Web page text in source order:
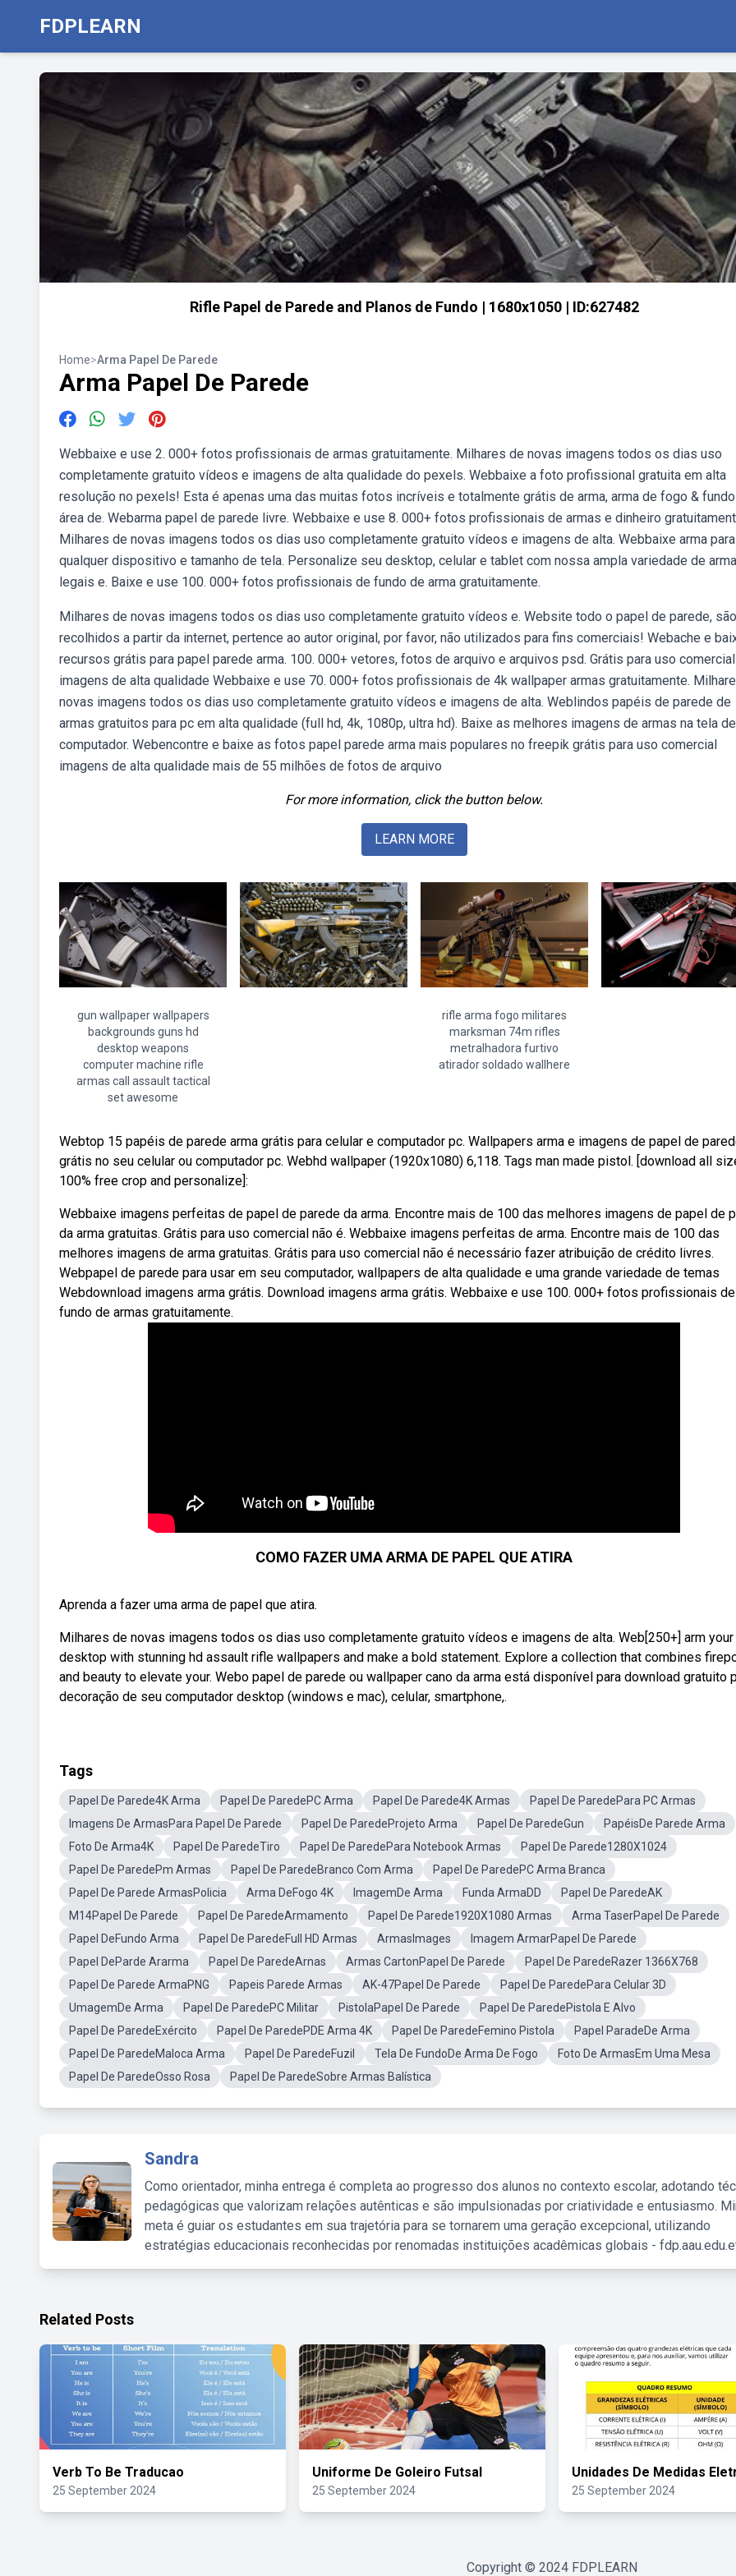
FDPLEARN
Rifle Papel de Parede and Planos de Fundo | 1680x1050 | ID:627482
Home>Arma Papel De Parede
Arma Papel De Parede
Webbaixe e use 2. 000+ fotos profissionais de armas gratuitamente. Milhares de novas imagens todos os dias uso
completamente gratuito vídeos e imagens de alta qualidade do pexels. Webbaixe a foto profissional gratuita em alta
resolução no pexels! Esta é apenas uma das muitas fotos incríveis e totalmente grátis de arma, arma de fogo &
área de. Webarma papel de parede livre. Webbaixe e use 8. 000+ fotos profissionais de armas e dinheiro
Milhares de novas imagens todos os dias uso completamente gratuito vídeos e imagens de alta. Webbaixe arma para
qualquer dispositivo e tamanho de tela. Personalize seu desktop, celular e tablet com nossa ampla variedade de arma
legais e. Baixe e use 100. 000+ fotos profissionais de fundo de arma gratuitamente.
Milhares de novas imagens todos os dias uso completamente gratuito vídeos e. Website todo o papel de parede, são
recolhidos a partir da internet, pertence ao autor original, por favor, não utilizados para fins comerciais! Webache e
recursos grátis para papel parede arma. 100. 000+ vetores, fotos de arquivo e arquivos psd. Grátis para uso comercial
imagens de alta qualidade Webbaixe e use 70. 000+ fotos profissionais de 4k wallpaper armas gratuitamente.
novas imagens todos os dias uso completamente gratuito vídeos e imagens de alta. Weblindos papéis de parede de
armas gratuitos para pc em alta qualidade (full hd, 4k, 1080p, ultra hd). Baixe as melhores imagens de armas na tela
computador. Webencontre e baixe as fotos papel parede arma mais populares no freepik grátis para uso comercial
imagens de alta qualidade mais de 55 milhões de fotos de arquivo
For more information, click the button below.
LEARN MORE
gun wallpaper wallpapers
backgrounds guns hd
desktop weapons
computer machine rifle
armas call assault tactical
set awesome
rifle arma fogo militares
marksman 74m rifles
metralhadora furtivo
atirador soldado wallhere
Webtop 15 papéis de parede arma grátis para celular e computador pc. Wallpapers arma e imagens de papel de
grátis no seu celular ou computador pc. Webhd wallpaper (1920x1080) 6,118. Tags man made pistol. [download all
100% free crop and personalize]:
Webbaixe imagens perfeitas de papel de parede da arma. Encontre mais de 100 das melhores imagens de papel de
da arma gratuitas. Grátis para uso comercial não é. Webbaixe imagens perfeitas de arma. Encontre mais de 100 das
melhores imagens de arma gratuitas. Grátis para uso comercial não é necessário fazer atribuição de crédito livres.
Webpapel de parede para usar em seu computador, wallpapers de alta qualidade e uma grande variedade de temas
Webdownload imagens arma grátis. Download imagens arma grátis. Webbaixe e use 100. 000+ fotos profissionais de
fundo de armas gratuitamente.
COMO FAZER UMA ARMA DE PAPEL QUE ATIRA
Aprenda a fazer uma arma de papel que atira.
Milhares de novas imagens todos os dias uso completamente gratuito vídeos e imagens de alta. Web[250+] arm your
desktop with stunning hd assault rifle wallpapers and make a bold statement. Explore a collection that combines
and beauty to elevate your. Webo papel de parede ou wallpaper cano da arma está disponível para download gratuito
decoração de seu computador desktop (windows e mac), celular, smartphone,.
Tags
Papel De Parede4K Arma Papel De ParedePC Arma Papel De Parede4K Armas
Papel De ParedePara PC Armas
Imagens De ArmasPara Papel De Parede
Papel De ParedeProjeto Arma Papel De ParedeGun
PapéisDe Parede Arma
Foto De Arma4K
Papel De ParedeTiro Papel De ParedePara Notebook Armas
Papel De Parede1280X1024
Papel De ParedePm Armas
Papel De ParedeBranco Com Arma
Papel De ParedePC Arma Branca
Papel De Parede ArmasPolicia
Arma DeFogo 4K ImagemDe Arma Funda ArmaDD
Papel De ParedeAK
M14Papel De Parede
Papel De ParedeArmamento Papel De Parede1920X1080 Armas
Arma TaserPapel De Parede
Papel DeFundo Arma
Papel De ParedeFull HD Armas ArmasImages
Imagem ArmarPapel De Parede
Papel DeParde Ararma
Papel De ParedeArnas Armas CartonPapel De Parede
Papel De ParedeRazer 1366X768
Papel De Parede ArmaPNG
Papeis Parede Armas AK-47Papel De Parede
Papel De ParedePara Celular 3D
UmagemDe Arma
Papel De ParedePC Militar PistolaPapel De Parede
Papel De ParedePistola E Alvo
Papel De ParedeExército
Papel De ParedePDE Arma 4K Papel De ParedeFemino Pistola
Papel ParadeDe Arma
Papel De ParedeMaloca Arma
Papel De ParedeFuzil Tela De FundoDe Arma De Fogo
Foto De ArmasEm Uma Mesa
Papel De ParedeOsso Rosa
Papel De ParedeSobre Armas Balística
Sandra
Como orientador, minha entrega é completa ao progresso dos alunos no contexto escolar, adotando
pedagógicas que valorizam relações autênticas e são impulsionadas por criatividade e entusiasmo.
meta é guiar os estudantes em sua trajetória para se tornarem uma geração excepcional, utilizando
estratégias educacionais reconhecidas por renomadas instituições acadêmicas globais -
Related Posts
Verb To Be Traducao
25 September 2024
Uniforme De Goleiro Futsal
25 September 2024
Unidades De Medidas
25 September 2024
Copyright © 2024 FDPLEARN